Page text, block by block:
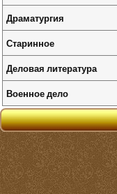
Драматургия
Старинное
Деловая литература
Военное дело